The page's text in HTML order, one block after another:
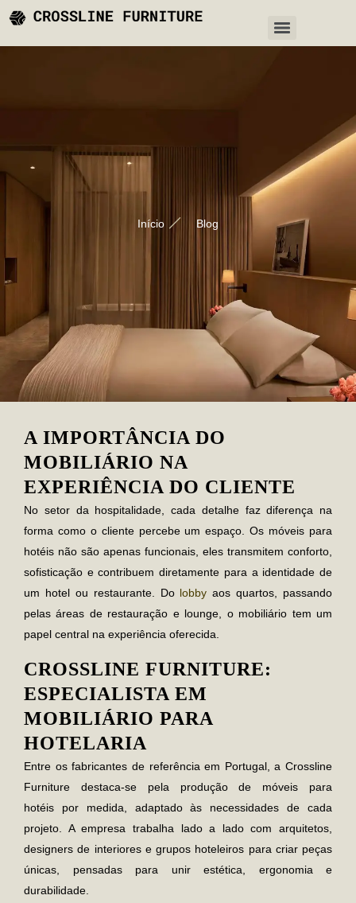
Início Blog
A IMPORTÂNCIA DO
MOBILIÁRIO NA
EXPERIÊNCIA DO CLIENTE
No setor da hospitalidade, cada detalhe faz diferença na
forma como o cliente percebe um espaço. Os móveis para
hotéis não são apenas funcionais, eles transmitem conforto,
sofisticação e contribuem diretamente para a identidade de
um hotel ou restaurante. Do lobby aos quartos, passando
pelas áreas de restauração e lounge, o mobiliário tem um
papel central na experiência oferecida.
CROSSLINE FURNITURE:
ESPECIALISTA EM
MOBILIÁRIO PARA
HOTELARIA
Entre os fabricantes de referência em Portugal, a Crossline
Furniture destaca-se pela produção de móveis para
hotéis por medida, adaptado às necessidades de cada
projeto. A empresa trabalha lado a lado com arquitetos,
designers de interiores e grupos hoteleiros para criar peças
únicas, pensadas para unir estética, ergonomia e
durabilidade.